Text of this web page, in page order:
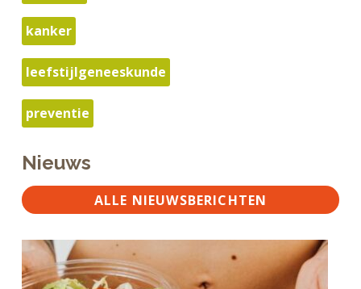
kanker
leefstijlgeneeskunde
preventie
Nieuws
ALLE NIEUWSBERICHTEN